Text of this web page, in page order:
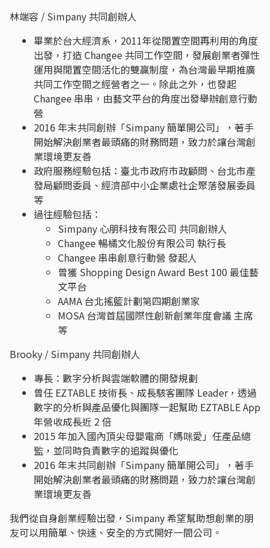
林端容 / Simpany 共同創辦人
畢業於台大經濟系，2011年從閒置空間再利用的角度
出發，打造 Changee 共同工作空間，發展創業者彈性
運用與閒置空間活化的雙贏制度，為台灣最早期推廣
共同工作空間之經營者之一。除此之外，也發起
Changee 串串，由藝文平台的角度出發舉辦創意行動
營
2016 年末共同創辦「Simpany 簡單開公司」，著手
開始解決創業者最頭痛的財務問題，致力於讓台灣創
業環境更友善
政府服務經驗包括：臺北市政府市政顧問、台北市產
發局顧問委員、經濟部中小企業處社企聚落發展委員
等
過往經驗包括：
Simpany 心朋科技有限公司 共同創辦人
Changee 暢橘文化股份有限公司 執行長
Changee 串串創意行動營 發起人
曾獲 Shopping Design Award Best 100 最佳藝
文平台
AAMA 台北搖籃計劃第四期創業家
MOSA 台灣首屆國際性創新創業年度會議 主席
等
Brooky / Simpany 共同創辦人
專長：數字分析與雲端軟體的開發規劃
曾任 EZTABLE 技術長、成長駭客團隊 Leader，透過
數字的分析與產品優化與團隊一起幫助 EZTABLE App
年營收成長近 2 倍
2015 年加入國內頂尖母嬰電商「媽咪愛」任產品總
監，並同時負責數字的追蹤與優化
2016 年末共同創辦「Simpany 簡單開公司」，著手
開始解決創業者最頭痛的財務問題，致力於讓台灣創
業環境更友善
我們從自身創業經驗出發，Simpany 希望幫助想創業的朋
友可以用簡單、快速、安全的方式開好一間公司。